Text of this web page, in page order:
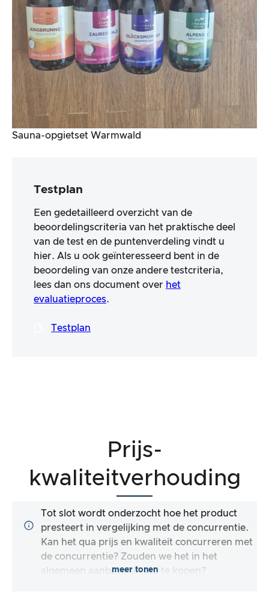
Sauna-opgietset Warmwald
Testplan
Een gedetailleerd overzicht van de
beoordelingscriteria van het praktische deel
van de test en de puntenverdeling vindt u
hier. Als u ook geïnteresseerd bent in de
beoordeling van onze andere testcriteria,
lees dan ons document over het
evaluatieproces.
Testplan
Prijs-
kwaliteitverhouding
Tot slot wordt onderzocht hoe het product
presteert in vergelijking met de concurrentie.
Kan het qua prijs en kwaliteit concurreren met
de concurrentie? Zouden we het in het
algemeen aanbevelen om te kopen?
meer tonen